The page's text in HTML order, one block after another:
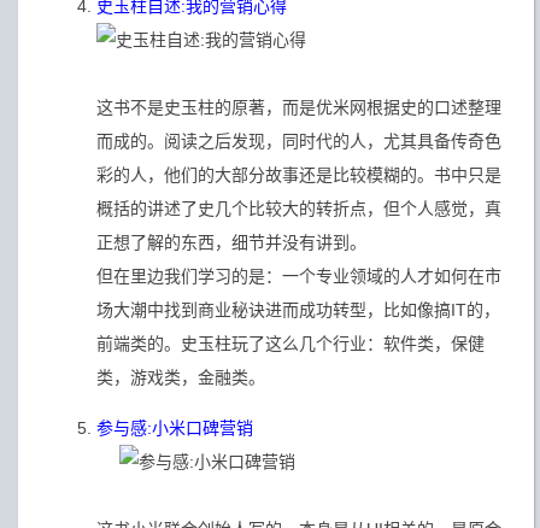
史玉柱自述:我的营销心得
这书不是史玉柱的原著，而是优米网根据史的口述整理
而成的。阅读之后发现，同时代的人，尤其具备传奇色
彩的人，他们的大部分故事还是比较模糊的。书中只是
概括的讲述了史几个比较大的转折点，但个人感觉，真
正想了解的东西，细节并没有讲到。
但在里边我们学习的是：一个专业领域的人才如何在市
场大潮中找到商业秘诀进而成功转型，比如像搞IT的，
前端类的。史玉柱玩了这么几个行业：软件类，保健
类，游戏类，金融类。
参与感:小米口碑营销